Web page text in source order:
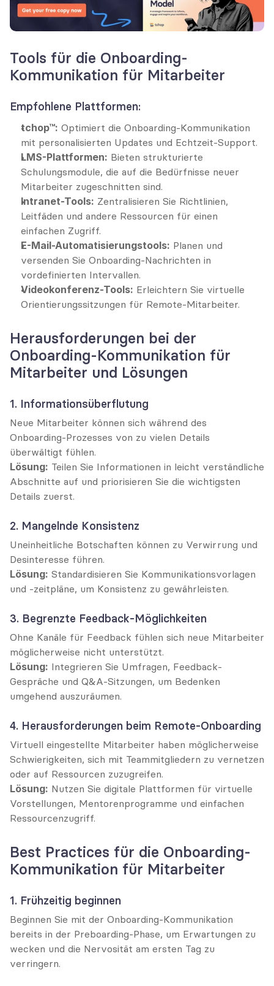
Tools für die Onboarding-
Kommunikation für Mitarbeiter
Empfohlene Plattformen:
tchop™: Optimiert die Onboarding-Kommunikation
mit personalisierten Updates und Echtzeit-Support.
LMS-Plattformen: Bieten strukturierte
Schulungsmodule, die auf die Bedürfnisse neuer
Mitarbeiter zugeschnitten sind.
Intranet-Tools: Zentralisieren Sie Richtlinien,
Leitfäden und andere Ressourcen für einen
einfachen Zugriff.
E-Mail-Automatisierungstools: Planen und
versenden Sie Onboarding-Nachrichten in
vordefinierten Intervallen.
Videokonferenz-Tools: Erleichtern Sie virtuelle
Orientierungssitzungen für Remote-Mitarbeiter.
Herausforderungen bei der
Onboarding-Kommunikation für
Mitarbeiter und Lösungen
1. Informationsüberflutung
Neue Mitarbeiter können sich während des
Onboarding-Prozesses von zu vielen Details
überwältigt fühlen.
Lösung: Teilen Sie Informationen in leicht verständliche
Abschnitte auf und priorisieren Sie die wichtigsten
Details zuerst.
2. Mangelnde Konsistenz
Uneinheitliche Botschaften können zu Verwirrung und
Desinteresse führen.
Lösung: Standardisieren Sie Kommunikationsvorlagen
und -zeitpläne, um Konsistenz zu gewährleisten.
3. Begrenzte Feedback-Möglichkeiten
Ohne Kanäle für Feedback fühlen sich neue Mitarbeiter
möglicherweise nicht unterstützt.
Lösung: Integrieren Sie Umfragen, Feedback-
Gespräche und Q&A-Sitzungen, um Bedenken
umgehend auszuräumen.
4. Herausforderungen beim Remote-Onboarding
Virtuell eingestellte Mitarbeiter haben möglicherweise
Schwierigkeiten, sich mit Teammitgliedern zu vernetzen
oder auf Ressourcen zuzugreifen.
Lösung: Nutzen Sie digitale Plattformen für virtuelle
Vorstellungen, Mentorenprogramme und einfachen
Ressourcenzugriff.
Best Practices für die Onboarding-
Kommunikation für Mitarbeiter
1. Frühzeitig beginnen
Beginnen Sie mit der Onboarding-Kommunikation
bereits in der Preboarding-Phase, um Erwartungen zu
wecken und die Nervosität am ersten Tag zu
verringern.